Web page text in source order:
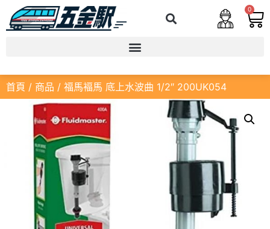
0
首頁 / 商品 / 福馬褔馬 底上水波曲 1/2″ 200UK054